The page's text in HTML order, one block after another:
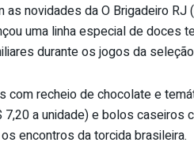
novidades da O Brigadeiro RJ
uma linha especial de doces
durante os jogos da
recheio de chocolate e
a unidade) e bolos caseiros
encontros da torcida brasileira.